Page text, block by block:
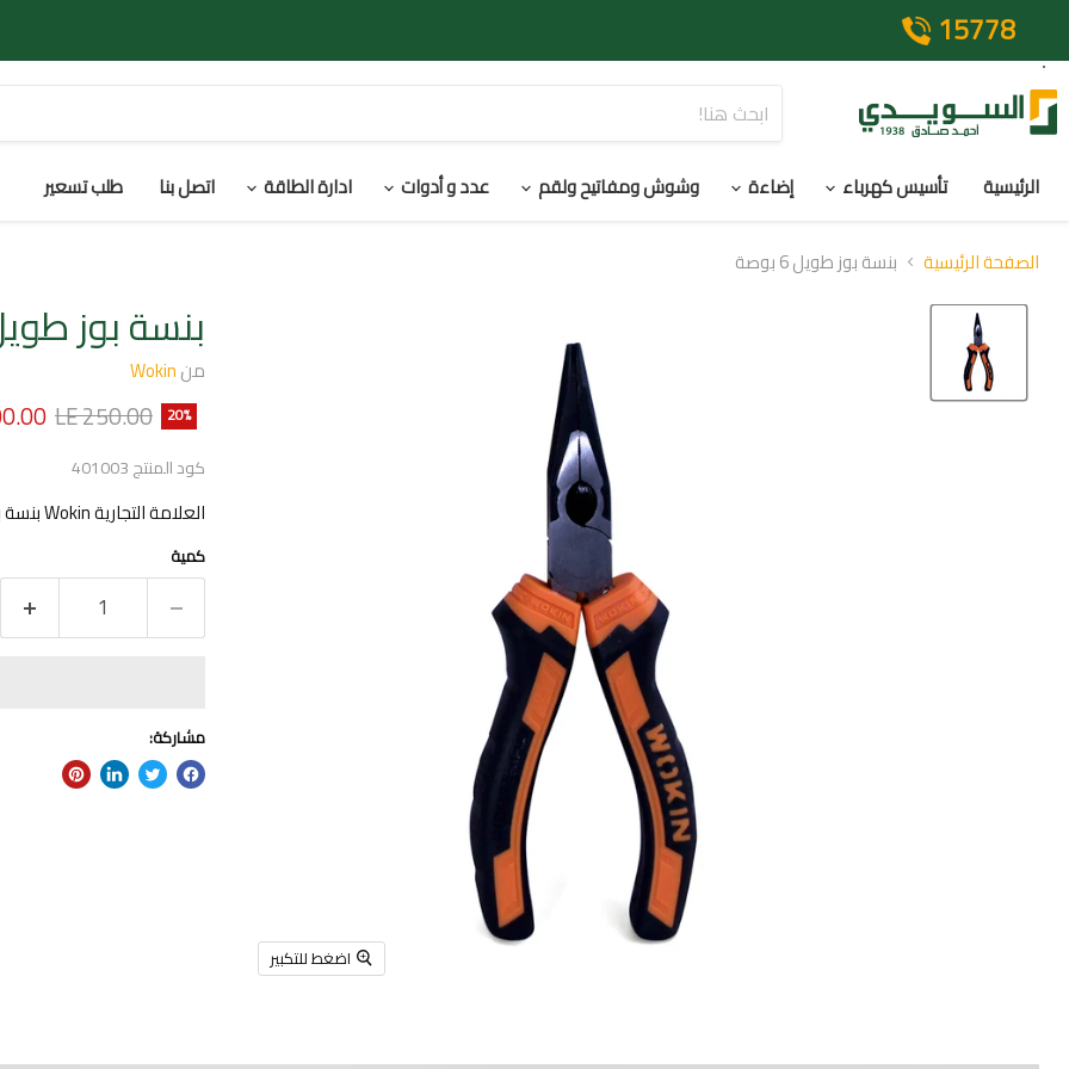
15778
الرئيسية تأسيس كهرباء إضاءة وشوش ومفاتيح ولقم عدد و أدوات ادارة الطاقة اتصل بنا طلب تسعير
الصفحة الرئيسية بنسة بوز طويل 6 بوصة
اضغط للتكبير
بنسة بوز طويل 6
منWokin
20% السعر الأصلي
LE 250.00
كود المنتج401003
العلامة التجارية Wokin بنسة بوز طويل مقاس 6 بوصة - يد معزولة مصنوعة من الصلب الكربونى
كمية
مشاركة: